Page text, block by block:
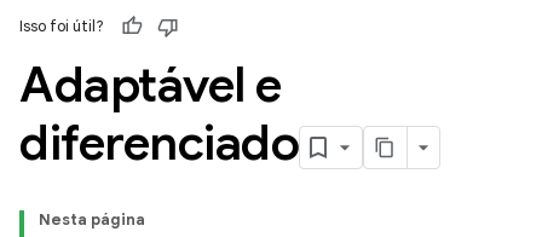
Isso foi útil?
Adaptável e
diferenciado
Nesta página